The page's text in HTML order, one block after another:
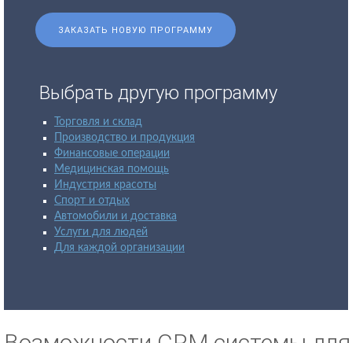
ЗАКАЗАТЬ НОВУЮ ПРОГРАММУ
Выбрать другую программу
Торговля и склад
Производство и продукция
Финансовые операции
Медицинская помощь
Индустрия красоты
Спорт и отдых
Автомобили и доставка
Услуги для людей
Для каждой организации